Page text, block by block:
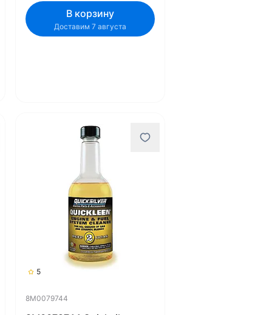
В корзину
Доставим 7 августа
5
8M0079744